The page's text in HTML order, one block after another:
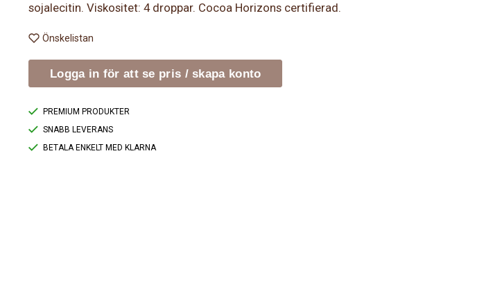
sojalecitin. Viskositet: 4 droppar. Cocoa Horizons certifierad.
Önskelistan
Logga in för att se pris / skapa konto
PREMIUM PRODUKTER
SNABB LEVERANS
BETALA ENKELT MED KLARNA